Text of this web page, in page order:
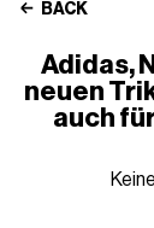
BACK
Adidas,
neuen
auch